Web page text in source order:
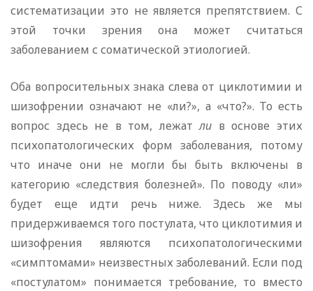
систематизации это не является препятствием. С
этой точки зрения она может считаться
заболеванием с соматической этиологией.
Оба вопросительных знака слева от циклотимии и
шизофрении означают не «ли?», а «что?». То есть
вопрос здесь не в том, лежатли в основе этих
психопатологических форм заболевания, потому
что иначе они не могли бы быть включены в
категорию «следствия болезней». По поводу «ли»
будет еще идти речь ниже. Здесь же мы
придерживаемся того постулата, что циклотимия и
шизофрения являются психопатологическими
«симптомами» неизвестных заболеваний. Если под
«постулатом» понимается требование, то вместо